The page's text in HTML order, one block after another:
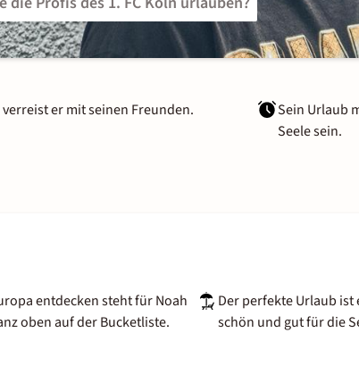
er mit seinen Freunden.
Sein Urlaub
Seele sein.
entdecken steht für Noah
oben auf der Bucketliste.
Der perfekte Urlaub ist
schön und gut für die